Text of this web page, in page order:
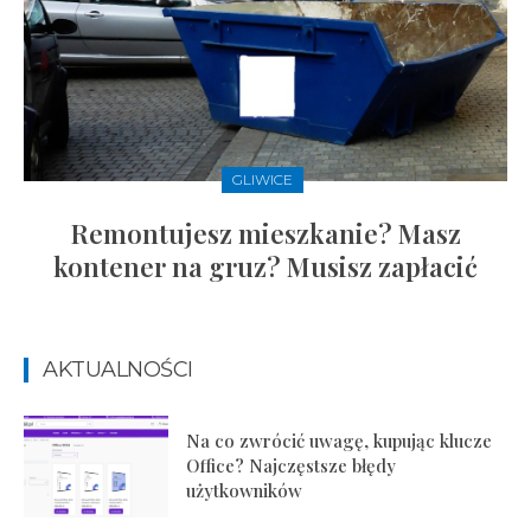
GLIWICE
Remontujesz mieszkanie? Masz
kontener na gruz? Musisz zapłacić
AKTUALNOŚCI
Na co zwrócić uwagę, kupując klucze
Office? Najczęstsze błędy
użytkowników